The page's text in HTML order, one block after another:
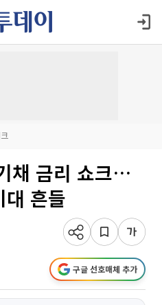
채 금리 쇼크…
대 흔들
구글 선호매체 추가